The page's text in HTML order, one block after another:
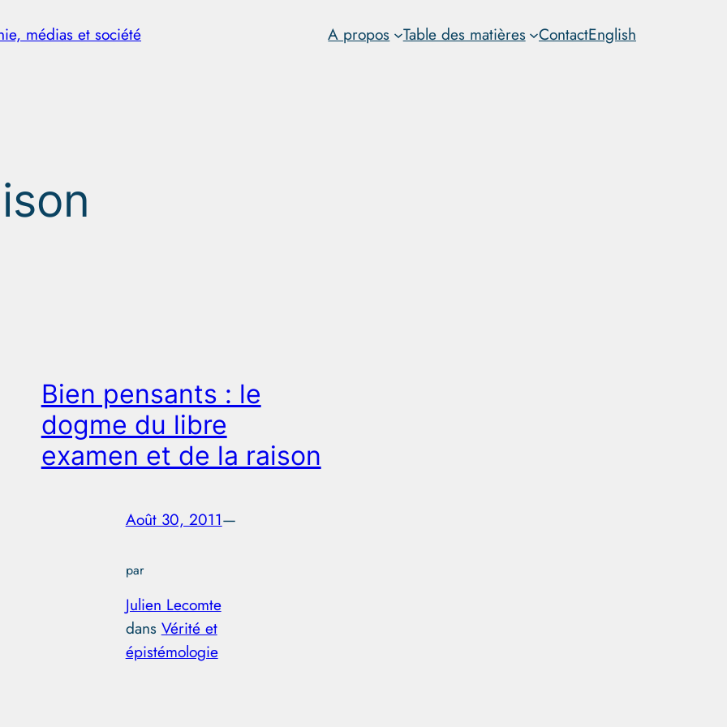
médias et société A propos Table des matières ContactEnglish
Bien pensants : le
dogme du libre
examen et de la raison
Août 30, 2011—
par
Julien Lecomte
dans Vérité et
épistémologie